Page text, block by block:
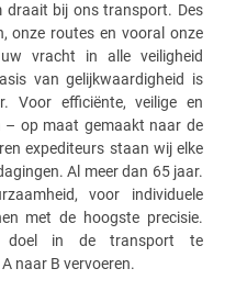
draait bij ons transport. Des
onze routes en vooral onze
vracht in alle veiligheid
van gelijkwaardigheid is
Voor efficiënte, veilige en
– op maat gemaakt naar de
expediteurs staan wij elke
Al meer dan 65 jaar.
voor individuele
met de hoogste precisie.
doel in de transport te
naar B vervoeren.